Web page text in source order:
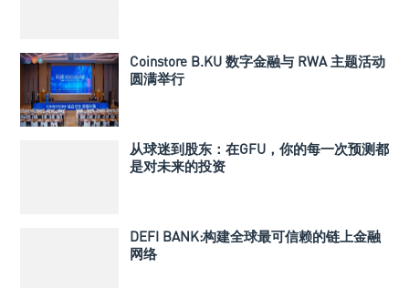
Coinstore B.KU 数字金融与 RWA 主题活动
圆满举行
从球迷到股东：在GFU，你的每一次预测都
是对未来的投资
DEFI BANK:构建全球最可信赖的链上金融
网络